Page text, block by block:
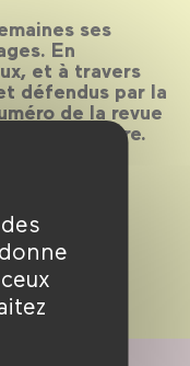
ses
En
et à travers
défendus par la
de la revue
Chardère.